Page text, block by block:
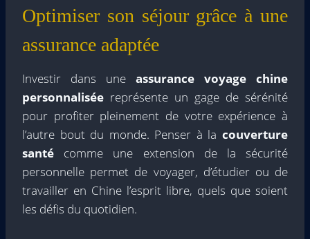
Optimiser son séjour grâce à une
assurance adaptée
Investir dans une assurance voyage chine
personnalisée représente un gage de sérénité
pour profiter pleinement de votre expérience à
l’autre bout du monde. Penser à la couverture
santé comme une extension de la sécurité
personnelle permet de voyager, d’étudier ou de
travailler en Chine l’esprit libre, quels que soient
les défis du quotidien.